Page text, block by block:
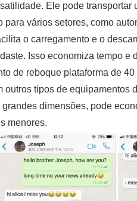
Ele pode
para vários setores, como
o carregamento e o
Isso economiza tempo e
de reboque plataforma de
outros tipos de equipamentos
dimensões, pode
menores.